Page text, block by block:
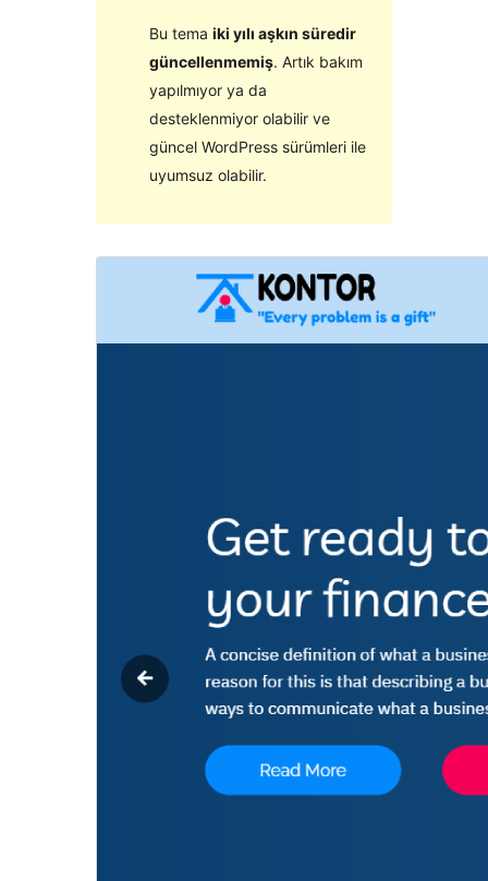
Bu tema iki yılı aşkın süredir
güncellenmemiş. Artık bakım
yapılmıyor ya da
desteklenmiyor olabilir ve
güncel WordPress sürümleri ile
uyumsuz olabilir.